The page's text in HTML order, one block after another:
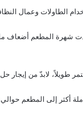
شهرة المطعم أضعاف
طويلاً، لابدّ من إيجار